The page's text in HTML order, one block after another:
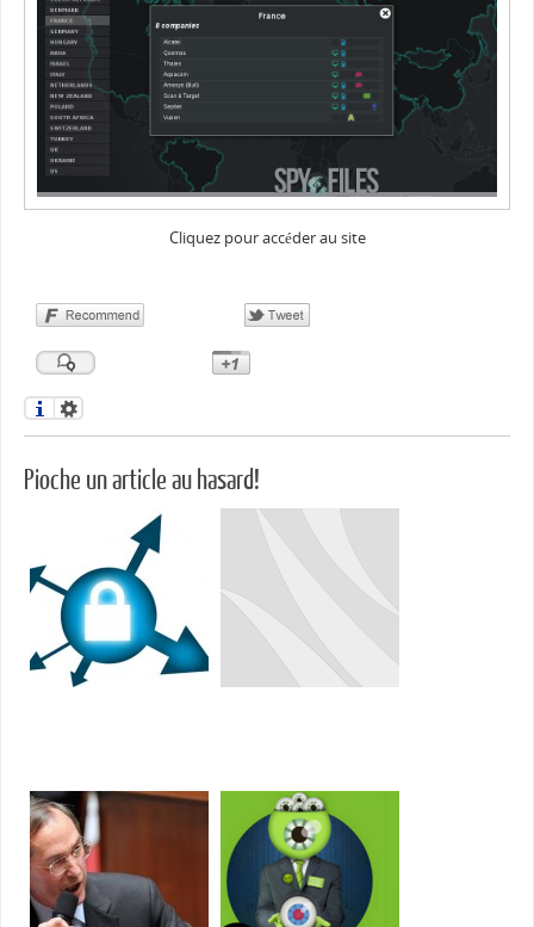
Cliquez pour accéder au site
Pioche un article au hasard!